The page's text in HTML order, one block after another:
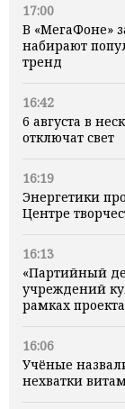
17:00
В «МегаФоне»
набирают
тренд
16:42
6 августа в
отключат свет
16:19
Энергетики
Центре
16:13
«Партийный
учреждений
рамках
16:06
Учёные
нехватки